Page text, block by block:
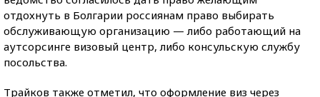
отдохнуть в Болгарии россиянам право выбирать
обслуживающую организацию — либо работающий на
аутсорсинге визовый центр, либо консульскую службу
посольства.
Трайков также отметил, что оформление виз через